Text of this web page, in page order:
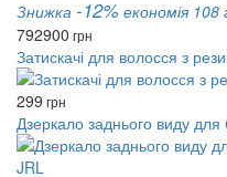
Знижка -12% економія 108
792900 грн
Затискачі для волосся з
299 грн
Дзеркало заднього виду